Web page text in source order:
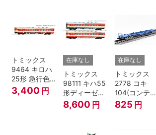
トミックス
9464 キロハ
25形 急行色･
一段窓 Nゲー
ジ
3,400 円
在庫なし
トミックス
98111 キハ55
形ディーゼル
カー 急行色･
一段窓 2両セ
8,600 円
在庫なし
トミックス
2778 コキ
104(コンテナ
無し) Nゲージ
825 円